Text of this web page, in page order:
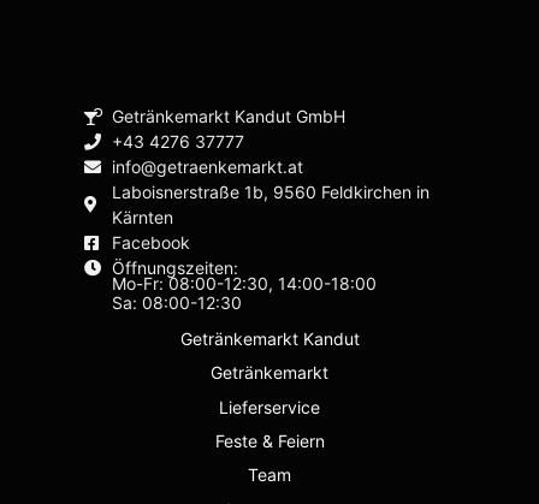
Getränkemarkt Kandut GmbH
+43 4276 37777
info@getraenkemarkt.at
Laboisnerstraße 1b, 9560 Feldkirchen in
Kärnten
Facebook
Öffnungszeiten:
Mo-Fr: 08:00-12:30, 14:00-18:00
Sa: 08:00-12:30
Getränkemarkt Kandut
Getränkemarkt
Lieferservice
Feste & Feiern
Team